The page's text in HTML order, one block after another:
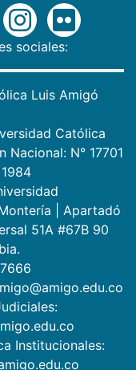
sociales:
Luis Amigó
Católica
Nacional: N° 17701
Apartadó
51A #67B 90
Institucionales: